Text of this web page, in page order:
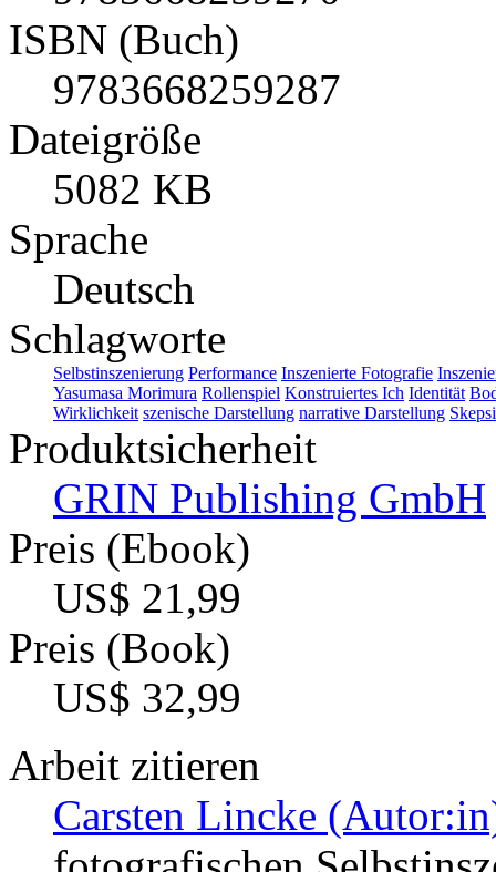
ISBN (Buch)
9783668259287
Dateigröße
5082 KB
Sprache
Deutsch
Schlagworte
Selbstinszenierung Performance Inszenierte Fotografie
Yasumasa Morimura Rollenspiel Konstruiertes Ich Identität
Wirklichkeit szenische Darstellung narrative Darstellung
Produktsicherheit
GRIN Publishing GmbH
Preis (Ebook)
US$ 21,99
Preis (Book)
US$ 32,99
Arbeit zitieren
Carsten Lincke